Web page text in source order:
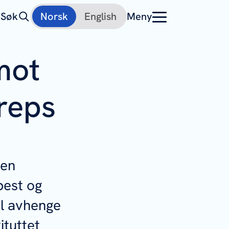
Søk Norsk English Meny
og
avhenge